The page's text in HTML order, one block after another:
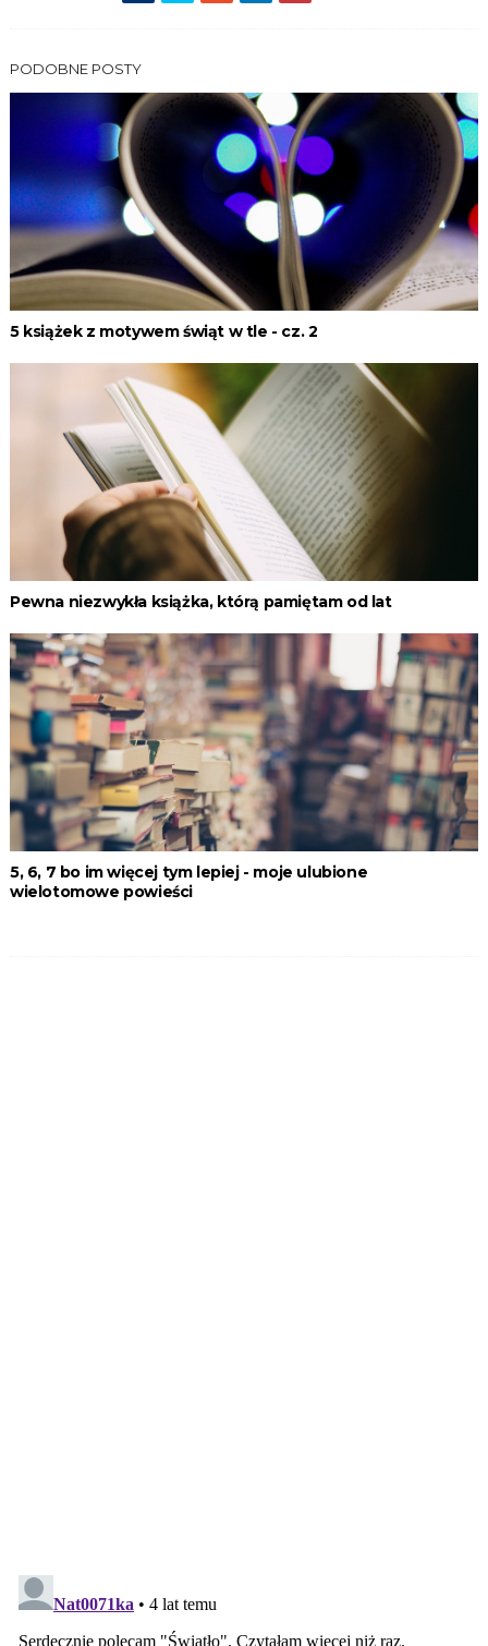
PODOBNE POSTY
5 książek z motywem świąt w tle - cz. 2
Pewna niezwykła książka, którą pamiętam od lat
5, 6, 7 bo im więcej tym lepiej - moje ulubione
wielotomowe powieści